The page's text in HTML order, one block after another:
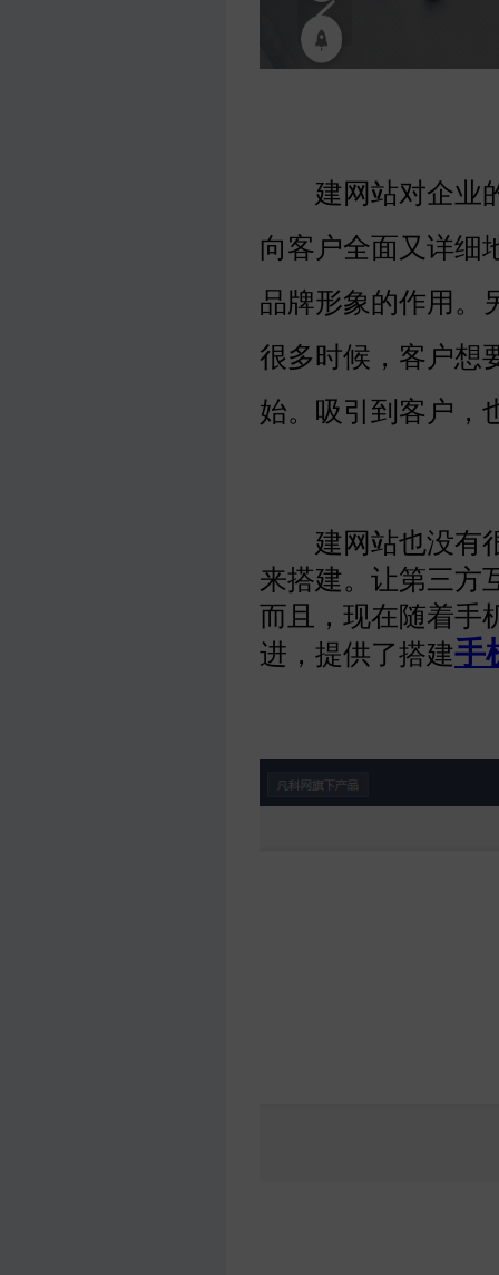
建网站对企业的
向客户全面又详细
品牌形象的作用。
很多时候，客户想
始。吸引到客户，
建网站也没有很
来搭建。让第三方
而且，现在随着手
进，提供了搭建手